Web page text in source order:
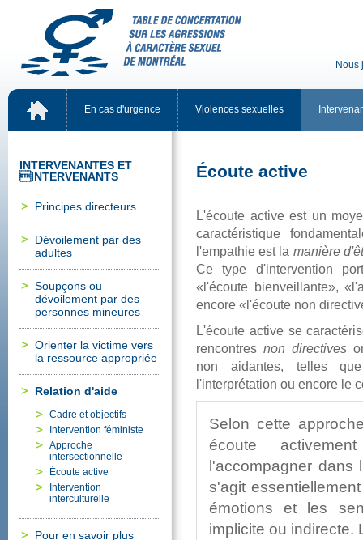
Encasd'urgence Violencessexuelles
INTERVENANTESET
INTERVENANTS
Principesdirecteurs
Dévoilementpardes
adultes
Soupçonsou
dévoilementpardes
personnesmineures
Orienterlavictimevers
laressourceappropriée
Relationd'aide
Cadreetobjectifs
Interventionféministe
Approche
intersectionnelle
Écouteactive
Intervention
interculturelle
Pourensavoirplus
Écouteactive
l'empathieestla
rencontres nondirectives